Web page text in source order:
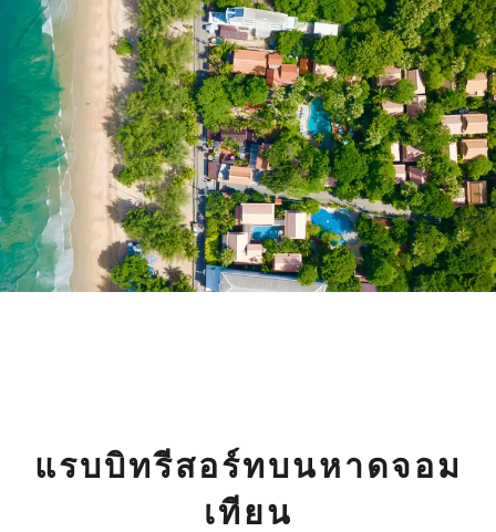
แรบบิทรีสอร์ทบนหาดจอม
เทียน